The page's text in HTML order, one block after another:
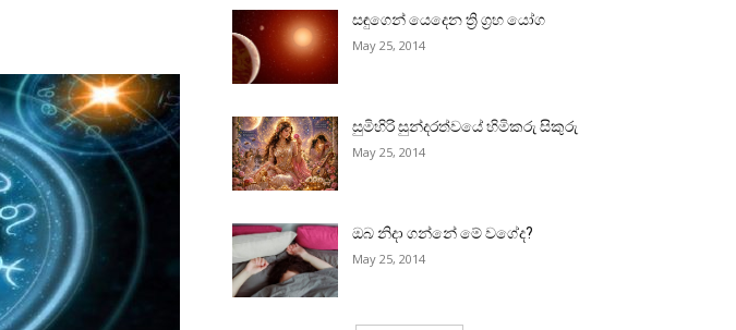
සඳුගෙන් යෙදෙන ත්‍රි ග්‍රහ යෝග
May 25, 2014
සුමිහිරි සුන්දරත්වයේ හිමිකරු සිකුරු
May 25, 2014
ඔබ නිදා ගන්නේ මේ වගේද?
May 25, 2014